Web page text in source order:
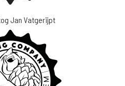
Jan Vatgerijpt